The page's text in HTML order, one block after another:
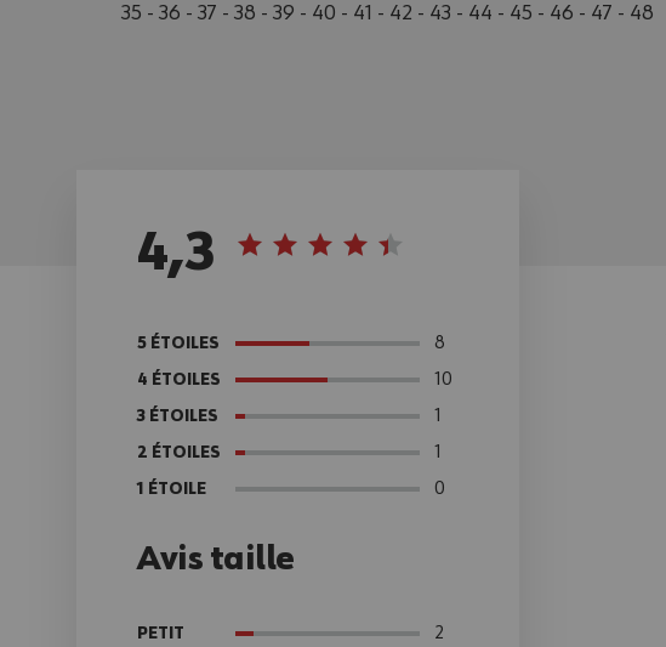
35 - 36 - 37 - 38 - 39 - 40 - 41 - 42 - 43 - 44 - 45 - 46 - 47 - 48
4,3
5 ÉTOILES 8
4 ÉTOILES 10
3 ÉTOILES 1
2 ÉTOILES 1
1 ÉTOILE 0
Avis taille
PETIT 2